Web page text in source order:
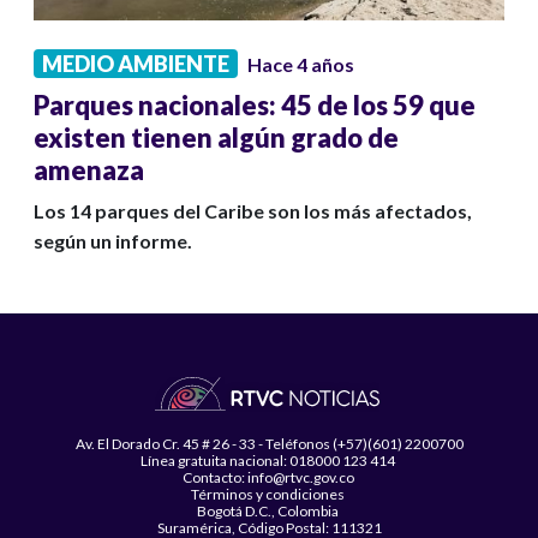
MEDIO AMBIENTE Hace 4 años
Parques nacionales: 45 de los 59 que
existen tienen algún grado de
amenaza
Los 14 parques del Caribe son los más afectados,
según un informe.
Av. El Dorado Cr. 45 # 26 - 33 - Teléfonos (+57)(601) 2200700
Línea gratuita nacional: 018000 123 414
Contacto: info@rtvc.gov.co
Términos y condiciones
Bogotá D.C., Colombia
Suramérica, Código Postal: 111321